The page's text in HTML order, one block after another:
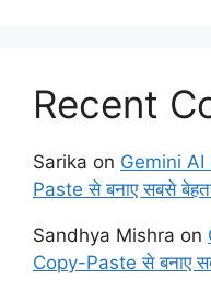
Recent
Sarika on Gemini AI
Paste से बनाए सबसे
Sandhya Mishra on
Copy-Paste से बनाए